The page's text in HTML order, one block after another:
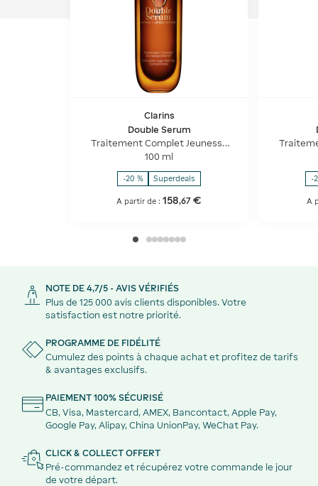
Clarins
Double Serum
Traitement Complet Jeunesse
Intensif
100 ml
-20 % Superdeals
A partir de :158,67 €
-
A
NOTE DE 4,7/5 - AVIS VÉRIFIÉS
Plus de 125 000 avis clients disponibles. Votre
satisfaction est notre priorité.
PROGRAMME DE FIDÉLITÉ
Cumulez des points à chaque achat et profitez de tarifs
& avantages exclusifs.
PAIEMENT 100% SÉCURISÉ
CB, Visa, Mastercard, AMEX, Bancontact, Apple Pay,
Google Pay, Alipay, China UnionPay, WeChat Pay.
CLICK & COLLECT OFFERT
Pré-commandez et récupérez votre commande le jour
de votre départ.